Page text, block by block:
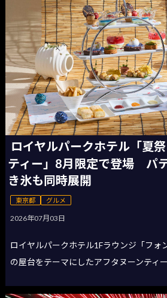
ロイヤルパークホテル「夏
ティー」8月限定で登場 パ
き氷も同時展開
東京都 グルメ
2026年07月03日
ロイヤルパークホテル1Fラウンジ「フォ
の屋台をテーマにしたアフタヌーンティ